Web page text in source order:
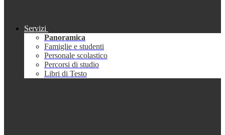
Servizi
Panoramica
Famiglie e studenti
Personale scolastico
Percorsi di studio
Libri di Testo